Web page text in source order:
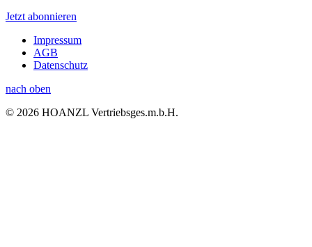
Jetzt abonnieren
Impressum
AGB
Datenschutz
nach oben
© 2026 HOANZL Vertriebsges.m.b.H.